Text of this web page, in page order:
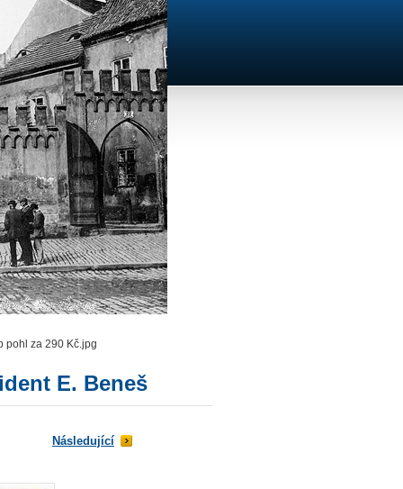
pohl za 290 Kč.jpg
E. Beneš
Následující